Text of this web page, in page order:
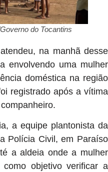
do Tocantins
na manhã desse
envolvendo uma mulher
doméstica na região
registrado após a vítima
a equipe plantonista da
Polícia Civil, em Paraíso
a aldeia onde a mulher
objetivo verificar a